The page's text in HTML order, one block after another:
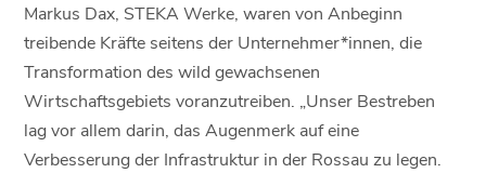
Markus Dax, STEKA Werke, waren von Anbeginn
treibende Kräfte seitens der Unternehmer*innen, die
Transformation des wild gewachsenen
Wirtschaftsgebiets voranzutreiben. „Unser Bestreben
lag vor allem darin, das Augenmerk auf eine
Verbesserung der Infrastruktur in der Rossau zu legen.